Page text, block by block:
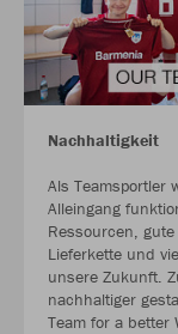
Nachhaltigkeit
Als Teamsportler
Alleingang
Ressourcen,
Lieferkette und
unsere Zukunft.
nachhaltiger
Team for a better